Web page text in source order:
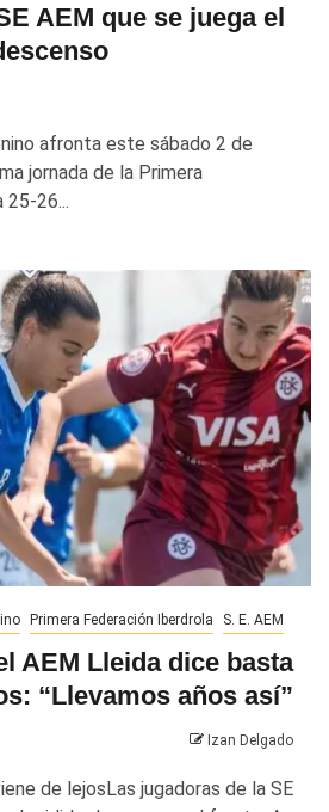
AEM que se juega el
afronta este sábado 2 de
jornada de la Primera
25-26...
Primera Federación Iberdrola S. E. AEM
AEM Lleida dice basta
“Llevamos años así”
Izan Delgado
de lejosLas jugadoras de la SE